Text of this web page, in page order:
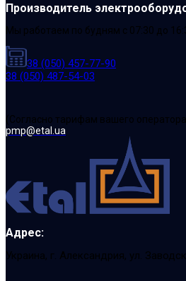
Производитель
Мы работаем по будням с 07:30 до
38 (050) 457-77-90
38 (050) 487-54-03
(Cогласно тарифам вашего
pmp@etal.ua
Адрес:
Украина, г. Александрия, ул.